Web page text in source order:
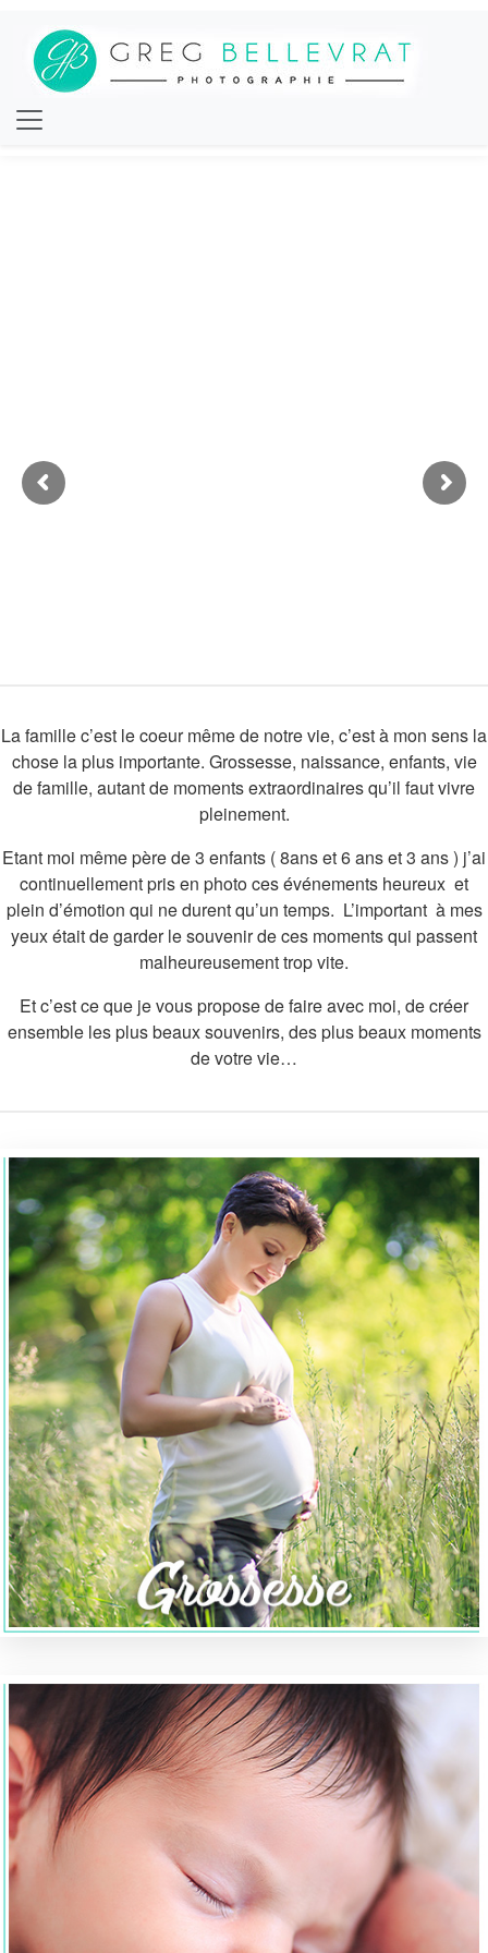
La famille c’est le coeur même de notre vie, c’est à mon sens la
chose la plus importante. Grossesse, naissance, enfants, vie
de famille, autant de moments extraordinaires qu’il faut vivre
pleinement.
Etant moi même père de 3 enfants ( 8ans et 6 ans et 3 ans ) j’ai
continuellement pris en photo ces événements heureux et
plein d’émotion qui ne durent qu’un temps. L’important à mes
yeux était de garder le souvenir de ces moments qui passent
malheureusement trop vite.
Et c’est ce que je vous propose de faire avec moi, de créer
ensemble les plus beaux souvenirs, des plus beaux moments
de votre vie…